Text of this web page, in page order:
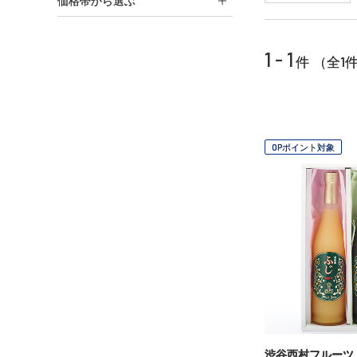
1 - 1 件 （全1
OPポイント対象
渋谷西村フルーツ